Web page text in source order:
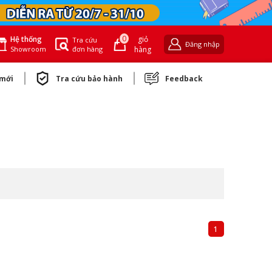
Hệ thống
Showroom
Tra cứu
đơn hàng
0
giỏ
hàng
Đăng nhập
Tra cứu bảo hành Feedback
1